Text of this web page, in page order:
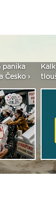
Kalkulačka
tloušťky